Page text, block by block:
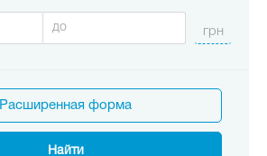
Расширенная форма